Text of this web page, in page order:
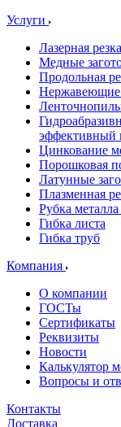
Услуги
Лазерная
Медные
Продольная
Нержавеющие
эффективный
Цинкование
Порошковая
Латунные
Плазменная
Рубка
Гибка листа
Гибка труб
Компания
О компании
ГОСТы
Сертификаты
Реквизиты
Новости
Калькулятор
Вопросы и
Контакты
Доставка